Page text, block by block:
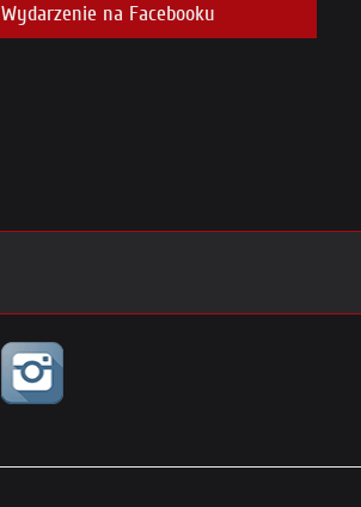
Wydarzenie na Facebooku